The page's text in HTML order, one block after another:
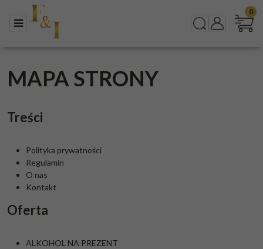
Menu SzukajPanel
0
MAPA STRONY
Treści
Polityka prywatności
Regulamin
O nas
Kontakt
Oferta
ALKOHOL NA PREZENT